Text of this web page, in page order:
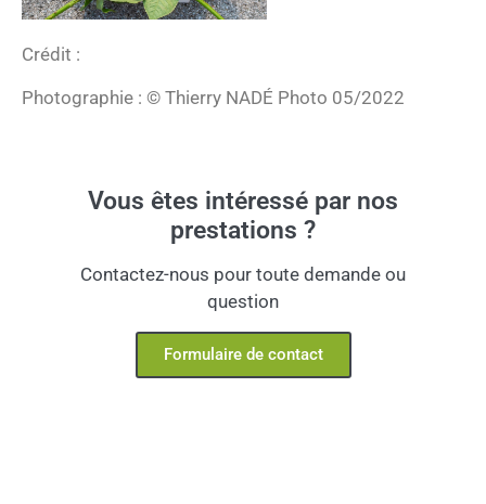
Crédit :
Photographie : © Thierry NADÉ Photo 05/2022
Vous êtes intéressé par nos
prestations ?
Contactez-nous pour toute demande ou
question
Formulaire de contact